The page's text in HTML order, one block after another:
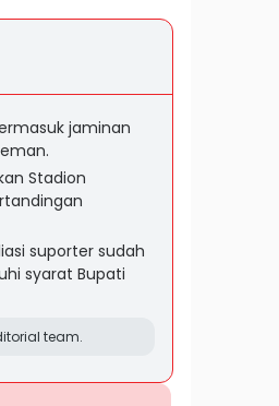
jaminan
Stadion
suporter sudah
syarat Bupati
team.